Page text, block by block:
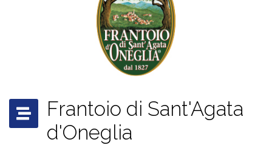
Frantoio di Sant'Agata
d'Oneglia